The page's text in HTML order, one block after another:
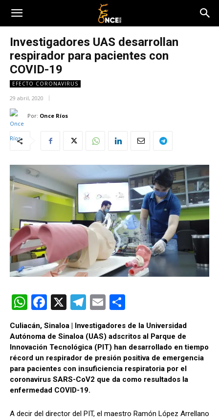
Investigadores UAS desarrollan
respirador para pacientes con
COVID-19
EFECTO CORONAVIRUS
29 abril, 2020
Por: Once Ríos
W
at
s
A
p
p
F
ce
b
o
o
k
X
T
e
gr
a
m
E
ail m
p
ar
tir
Culiacán, Sinaloa | Investigadores de la Universidad
Autónoma de Sinaloa (UAS) adscritos al Parque de
Innovación Tecnológica (PIT) han desarrollado en tiempo
récord un respirador de presión positiva de emergencia
para pacientes con insuficiencia respiratoria por el
coronavirus SARS-CoV2 que da como resultados la
enfermedad COVID-19.
A decir del director del PIT, el maestro Ramón López Arrellano